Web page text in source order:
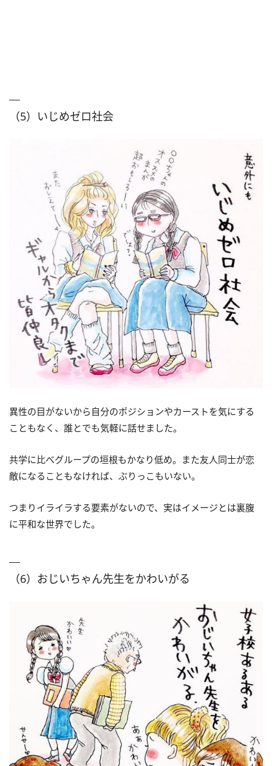
（5）いじめゼロ社会
異性の目がないから自分のポジションやカーストを気にする
こともなく、誰とでも気軽に話せました。
共学に比べグループの垣根もかなり低め。また友人同士が恋
敵になることもなければ、ぶりっこもいない。
つまりイライラする要素がないので、実はイメージとは裏腹
に平和な世界でした。
（6）おじいちゃん先生をかわいがる